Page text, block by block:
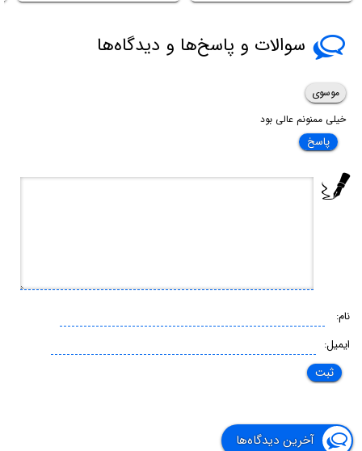
سوالات و پاسخ‌ها و دیدگاه‌ها
موسوی
خیلی ممنونم عالی بود
پاسخ
نام:
ایمیل:
آخرین دیدگاه‌ها